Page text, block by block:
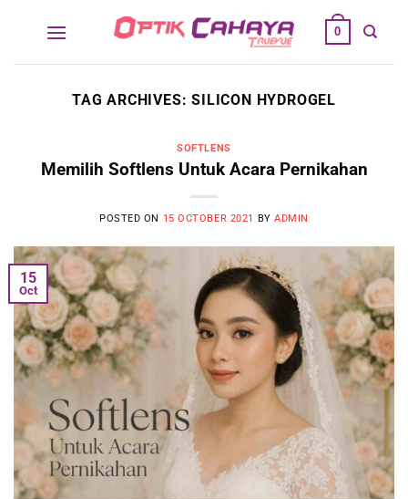
0
TAG ARCHIVES:SILICON HYDROGEL
SOFTLENS
Memilih Softlens Untuk Acara Pernikahan
POSTED ON 15 OCTOBER 2021 BYADMIN
15
Oct